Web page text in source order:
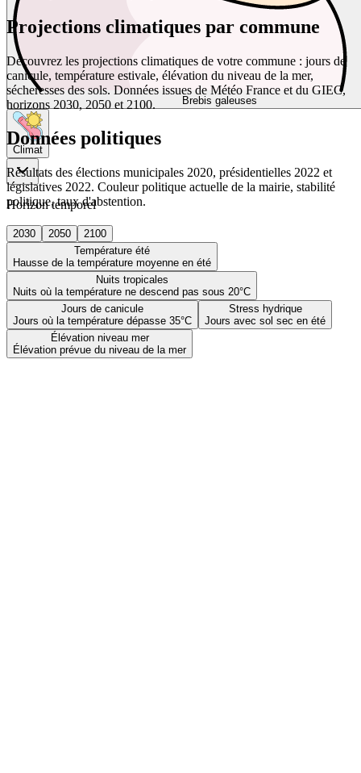
Brebis galeuses
Climat
Horizon temporel
2030 2050
2100
Température été
Hausse de la température moyenne en été
Nuits tropicales
Nuits où la température ne descend pas sous 20°C
Jours de canicule
Jours où la température dépasse 35°C
Stress hydrique
Jours avec sol sec en été
Élévation niveau mer
Élévation prévue du niveau de la mer
Projections climatiques par commune
Découvrez les projections climatiques de votre commune : jours de
canicule, température estivale, élévation du niveau de la mer,
sécheresses des sols. Données issues de Météo France et du GIEC,
horizons 2030, 2050 et 2100.
Données politiques
Résultats des élections municipales 2020, présidentielles 2022 et
législatives 2022. Couleur politique actuelle de la mairie, stabilité
politique, taux d'abstention.